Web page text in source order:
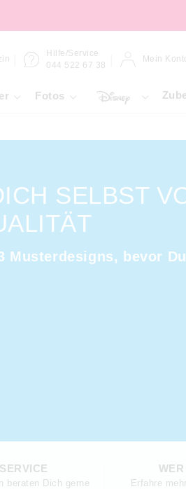
Hilfe/Service
044 522 67 38
Mein
Fotos
SELBST
Musterdesigns, bevor
beraten Dich gerne
Erfahre